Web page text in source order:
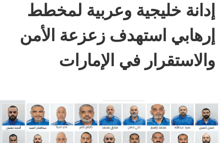
إدانة خليجية وعربية لمخطط
إرهابي استهدف زعزعة الأمن
والاستقرار في الإمارات